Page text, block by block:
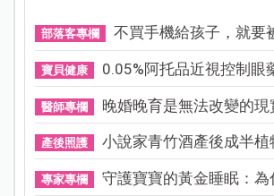
部落客專欄 不買手機給孩子，就要
寶貝健康 0.05%阿托品近視控制眼
醫師專欄 晚婚晚育是無法改變的現
產後照護 小說家青竹酒產後成半植
專家專欄 守護寶寶的黃金睡眠：為